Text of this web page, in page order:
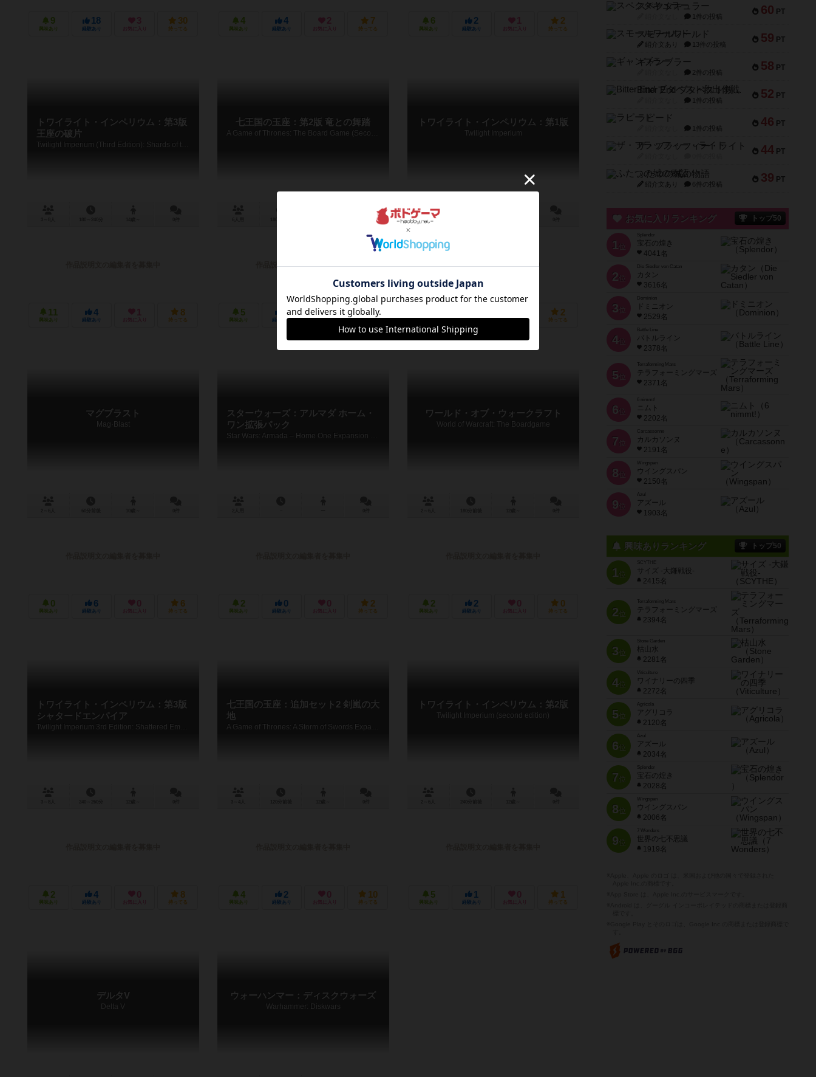
9
興味あり
18
経験あり
3
お気に入り
30
持ってる
4
興味あり
4
経験あり
2
お気に入り
7
持ってる
6
興味あり
2
経験あり
1
お気に入り
2
持ってる
トワイライト・インペリウム：第3版
王座の破片
11
興味あり
4
経験あり
1
お気に入り
8
持ってる
七王国の玉座：第2版 竜との舞踏
作品説明文の編集者を募集中
5
興味あり
3
経験あり
1 11
トワイライト・インペリウム：第1版
Twilight Imperium
2～6人
作品説明文の編集者を募集中
2
持ってる
マグブラスト
Mag·Blast
0
興味あり
6
経験あり
0
お気に入り
6
持ってる
スターウォーズ：アルマダ ホーム・
ワン拡張パック
2
興味あり
0
経験あり
0
お気に入り
2
持ってる
ワールド・オブ・ウォークラフト
World of Warcraft: The Boardgame
2
興味あり
2
経験あり
0
お気に入り
0
持ってる
トワイライト・インペリウム：第3版
シャタードエンパイア
2
興味あり
4
経験あり
0
お気に入り
8
持ってる
七王国の玉座：追加セット2 剣嵐の大
地
4
興味あり
2
経験あり
0
お気に入り
10
持ってる
トワイライト・インペリウム：第2版
Twilight Imperium (second edition)
5
興味あり
1
経験あり
0
お気に入り
1
持ってる
デルタV
Delta V
ウォーハンマー：ディスクウォーズ
Warhammer: Diskwars
60 PT
スペクタキュラー
1件の投稿
59 PT
スモールワールド
紹介文あり 13件の投稿
58 PT
ギャンブラー
2件の投稿
52 PT
Bitter End ブタペスト救出作戦
1件の投稿
46 PT
ラピード
1件の投稿
44 PT
ザ・フラッフィー・ライト
39 PT
ふたつの城の物語
紹介文あり 6件の投稿
お気に入りランキング トップ50
1 位
宝石の煌き
4041名
2 位
Die Siedler von Catan
カタン
3616名
3 位
ドミニオン
2529名
4位
Battle Line
バトルライン
2378名
5 位
Terraforming Mars
テラフォーミングマーズ
2371名
6 位
ニムト
2202名
7 位
Carcassonne
カルカソンヌ
2191名
8 位
Wingspan
ウイングスパン
2150名
9 位
Azul
アズール
1903名
興味ありランキング トップ50
1位
SCYTHE
サイズ -大鎌戦役-
2415名
2位
Terraforming Mars
テラフォーミングマーズ
2394名
3位
Stone Garden
枯山水
2281名
4位
Viticulture
ワイナリーの四季
2272名
5位
Agricola
アグリコラ
2120名
6位
Azul
アズール
2034名
7位
宝石の煌き
2028名
8位
Wingspan
ウイングスパン
2006名
9位
7 Wonders
世界の七不思議
1919名